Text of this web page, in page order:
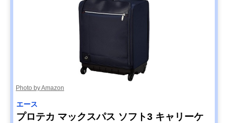
Photo by Amazon
エース
プロテカ マックスパス ソフト3 キャリーケ